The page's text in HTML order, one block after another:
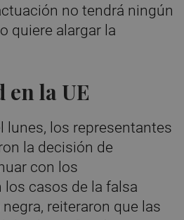
no tendrá ningún
quiere alargar la
la UE
lunes, los representantes
la decisión de
con los
casos de la falsa
reiteraron que las